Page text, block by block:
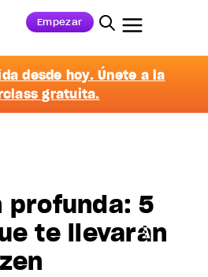
Empezar
desde hoy. Únete a la
gratuita.
profunda: 5
te llevarán